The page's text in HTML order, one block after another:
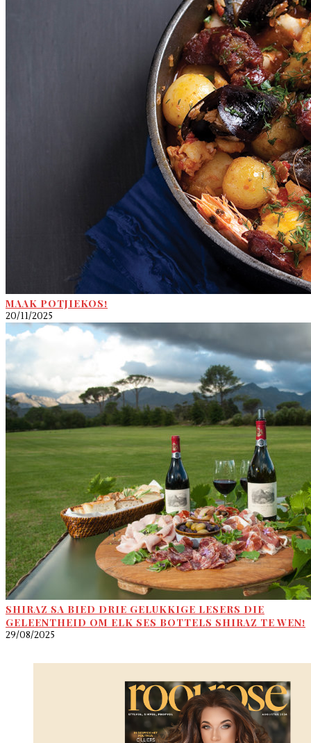
MAAK POTJIEKOS!
20/11/2025
SHIRAZ SA BIED DRIE GELUKKIGE LESERS DIE
GELEENTHEID OM ELK SES BOTTELS SHIRAZ TE WEN!
29/08/2025